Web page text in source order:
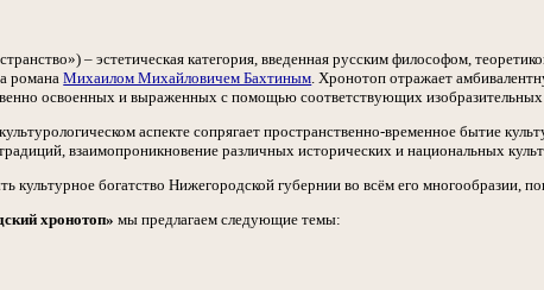
– эстетическая категория, введенная русским философом,
романаМихаилом Михайловичем Бахтиным. Хронотоп отражает
освоенных и выраженных с помощью соответствующих изобразительных
аспекте сопрягает пространственно-временное бытие
взаимопроникновение различных исторических и национальных
культурное богатство Нижегородской губернии во всём его многообразии,
хронотоп» мы предлагаем следующие темы: